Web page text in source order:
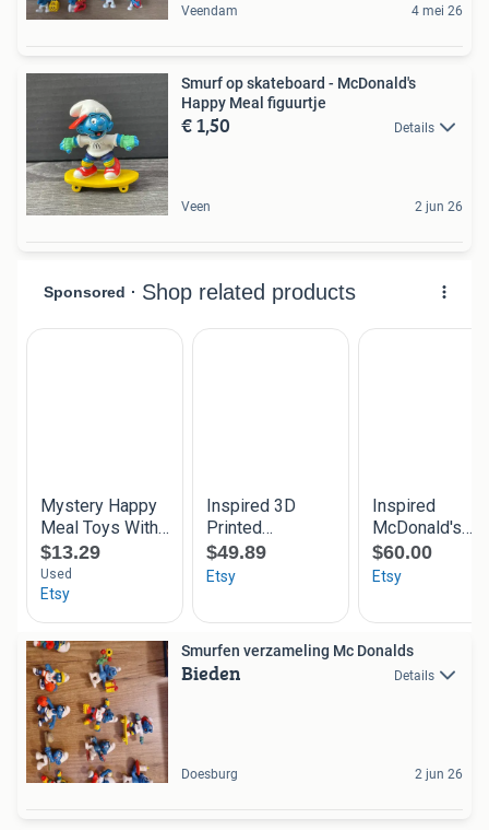
Veendam 4 mei 26
Smurf op skateboard - McDonald's
Happy Meal figuurtje
€ 1,50 Details
Veen 2 jun 26
Smurfen verzameling Mc Donalds
Bieden Details
Doesburg 2 jun 26